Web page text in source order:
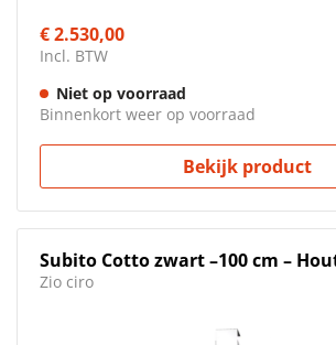
€ 2.530,00
Incl. BTW
Niet op voorraad
Binnenkort weer op voorraad
Bekijk product
Subito Cotto zwart –100 cm –
Zio ciro